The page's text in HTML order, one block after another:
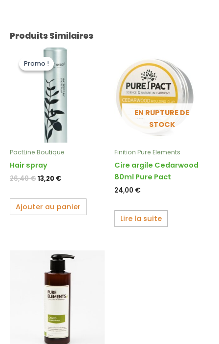
Produits Similaires
Promo !
Promo !
PactLine Boutique
Hair spray
26,40€
Le
prix
initial
était :
26,40 €.
13,20 €
Le
actuel
est :
13,20 €.
Ajouter au panier
EN RUPTURE DE
STOCK
Finition Pure Elements
Cire argile Cedarwood
80ml Pure Pact
24,00 €
Lire la suite